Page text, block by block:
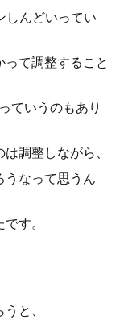
しんどいってい
て調整すること
ていうのもあり
調整しながら、
うなって思うん
す。
と、